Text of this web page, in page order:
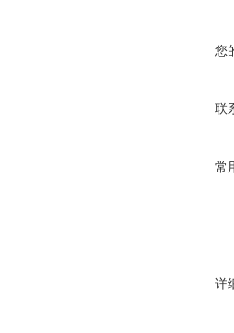
您
联
常
详